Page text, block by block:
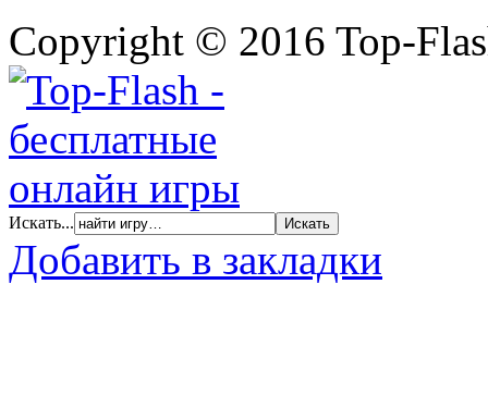
Copyright © 2016 Top-
Искать...
Добавить в закладки